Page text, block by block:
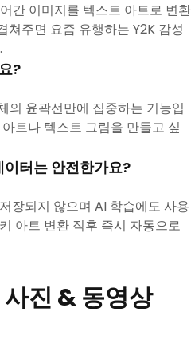
간 이미지를 텍스트 아트로 변환
쳐주면 요즘 유행하는 Y2K 감성
?
의 윤곽선만에 집중하는 기능입
트나 텍스트 그림을 만들고 싶
터는 안전한가요?
장되지 않으며 AI 학습에도 사용
아트 변환 직후 즉시 자동으로
진 & 동영상